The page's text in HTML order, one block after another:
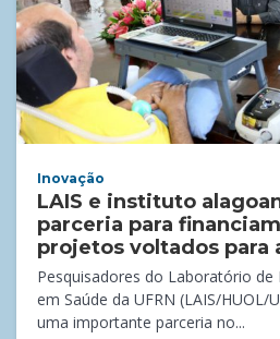
Inovação
LAIS e instituto
parceria para
projetos voltados para
Pesquisadores do Laboratório
em Saúde da UFRN (LAIS/HUOL/
uma importante parceria no...